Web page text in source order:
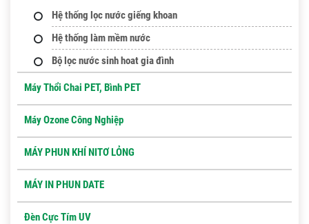
Hệ thống lọc nước giếng khoan
Hệ thống làm mềm nước
Bộ lọc nước sinh hoat gia đình
Máy Thổi Chai PET, Bình PET
Máy Ozone Công Nghiệp
MÁY PHUN KHÍ NITƠ LỎNG
MÁY IN PHUN DATE
Đèn Cực Tím UV